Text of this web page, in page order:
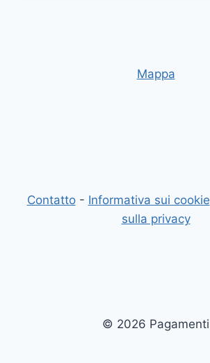
Mappa
Contatto- Informativa sui cookie
sulla privacy
© 2026 Pagamenti